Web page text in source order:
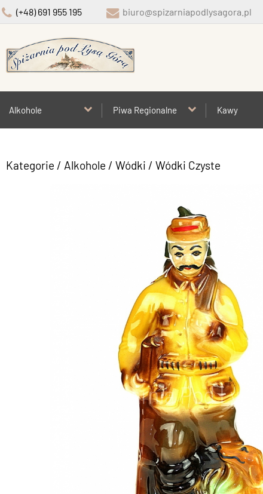
(+48) 691 955 195 biuro@spizarniapodlysagora.pl
Alkohole Piwa Regionalne Kawy
Kategorie / Alkohole / Wódki / Wódki Czyste